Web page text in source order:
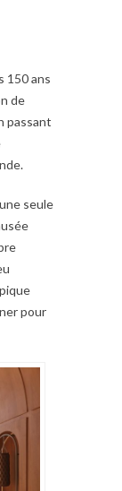
150 ans
de
passant
seule
pour